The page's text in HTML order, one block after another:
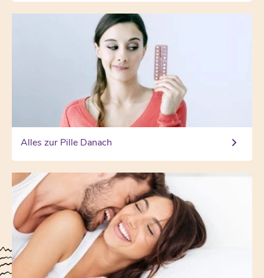
Alles zur Pille Danach